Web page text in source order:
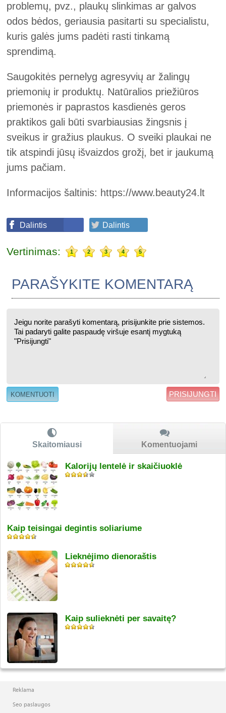
problemų, pvz., plaukų slinkimas ar galvos
odos bėdos, geriausia pasitarti su specialistu,
kuris galės jums padėti rasti tinkamą
sprendimą.
Saugokitės pernelyg agresyvių ar žalingų
priemonių ir produktų. Natūralios priežiūros
priemonės ir paprastos kasdienės geros
praktikos gali būti svarbiausias žingsnis į
sveikus ir gražius plaukus. O sveiki plaukai ne
tik atspindi jūsų išvaizdos grožį, bet ir jaukumą
jums pačiam.
Informacijos šaltinis: https://www.beauty24.lt
Dalintis Dalintis
Vertinimas: 1 2 3 4 5
PARAŠYKITE KOMENTARĄ
PRISIJUNGTI
Skaitomiausi Komentuojami
Kalorijų lentelė ir skaičiuoklė
Kaip teisingai degintis soliariume
Lieknėjimo dienoraštis
Kaip sulieknėti per savaitę?
Reklama
Seo paslaugos